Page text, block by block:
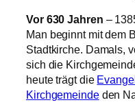
Vor 630 Jahren –
Man beginnt mit dem
Stadtkirche. Damals,
sich die
heute trägt die
Kirchgemeindeden